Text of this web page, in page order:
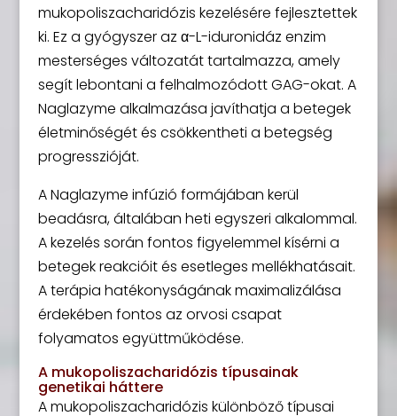
mukopoliszacharidózis kezelésére fejlesztettek
ki. Ez a gyógyszer az α-L-iduronidáz enzim
mesterséges változatát tartalmazza, amely
segít lebontani a felhalmozódott GAG-okat. A
Naglazyme alkalmazása javíthatja a betegek
életminőségét és csökkentheti a betegség
progresszióját.
A Naglazyme infúzió formájában kerül
beadásra, általában heti egyszeri alkalommal.
A kezelés során fontos figyelemmel kísérni a
betegek reakcióit és esetleges mellékhatásait.
A terápia hatékonyságának maximalizálása
érdekében fontos az orvosi csapat
folyamatos együttműködése.
A mukopoliszacharidózis típusainak
genetikai háttere
A mukopoliszacharidózis különböző típusai